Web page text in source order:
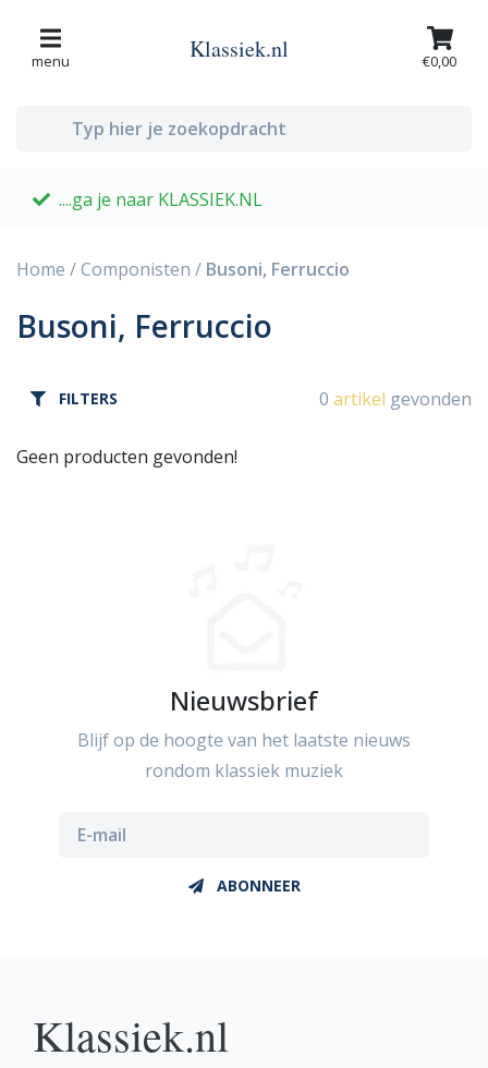
menu Klassiek.nl €0,00
....ga je naar KLASSIEK.NL
Home /Componisten / Busoni, Ferruccio
Busoni, Ferruccio
FILTERS 0 artikel gevonden
Geen producten gevonden!
Nieuwsbrief
Blijf op de hoogte van het laatste nieuws
rondom klassiek muziek
ABONNEER
Klassiek.nl